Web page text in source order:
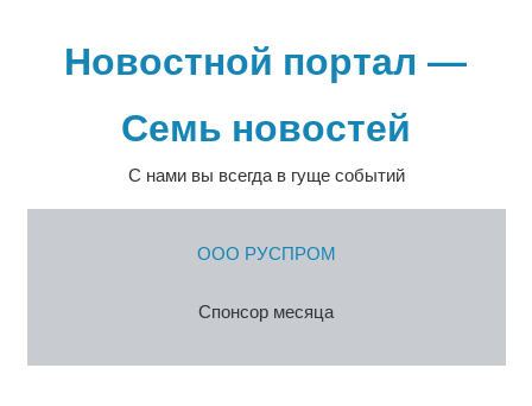
содержимомуНовостной портал —
Семь новостей
С нами вы всегда в гуще событий
ООО РУСПРОМ
Спонсор месяца